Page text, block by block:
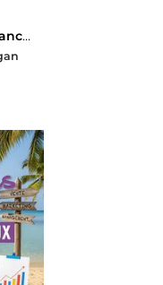
Le Cahier De Vacances Pour Reussir En Staps : Testez-vous !